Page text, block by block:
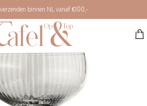
binnen NL vanaf €100,-